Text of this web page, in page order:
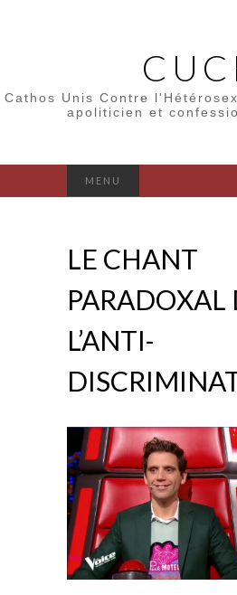
Cathos Unis Contre
apoliticien et
MENU
LE CHANT
PARADOXAL
L’ANTI-